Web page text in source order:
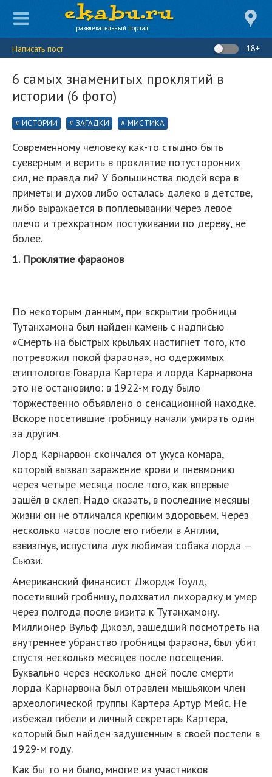
развлекательный портал
Написать пост 18+
6 самых знаменитых проклятий в
истории (6 фото)
ИСТОРИИ ЗАГАДКИ МИСТИКА
Современному человеку как-то стыдно быть
суеверным и верить в проклятие потусторонних
сил, не правда ли? У большинства людей вера в
приметы и духов либо осталась далеко в детстве,
либо выражается в поплёвывании через левое
плечо и трёхкратном постукивании по дереву, не
более.
1. Проклятие фараонов
По некоторым данным, при вскрытии гробницы
Тутанхамона был найден камень с надписью
«Смерть на быстрых крыльях настигнет того, кто
потревожил покой фараона», но одержимых
египтологов Говарда Картера и лорда Карнарвона
это не остановило: в 1922-м году было
торжественно объявлено о сенсационной находке.
Вскоре посетившие гробницу начали умирать один
за другим.
Лорд Карнарвон скончался от укуса комара,
который вызвал заражение крови и пневмонию
через четыре месяца после того, как впервые
зашёл в склеп. Надо сказать, в последние месяцы
жизни он не отличался крепким здоровьем. Через
несколько часов после его гибели в Англии,
взвизгнув, испустила дух любимая собака лорда —
Сьюзи.
Американский финансист Джордж Гоулд,
посетивший гробницу, подхватил лихорадку и умер
через полгода после визита к Тутанхамону.
Миллионер Вульф Джоэл, зашедший посмотреть на
внутреннее убранство гробницы фараона, был убит
спустя несколько месяцев после посещения.
Буквально через несколько дней после смерти
лорда Карнарвона был отравлен мышьяком член
археологической группы Картера Артур Мейс. Не
избежал гибели и личный секретарь Картера,
который был найден задушенным в своей постели в
1929-м году.
Как бы то ни было, многие из участников